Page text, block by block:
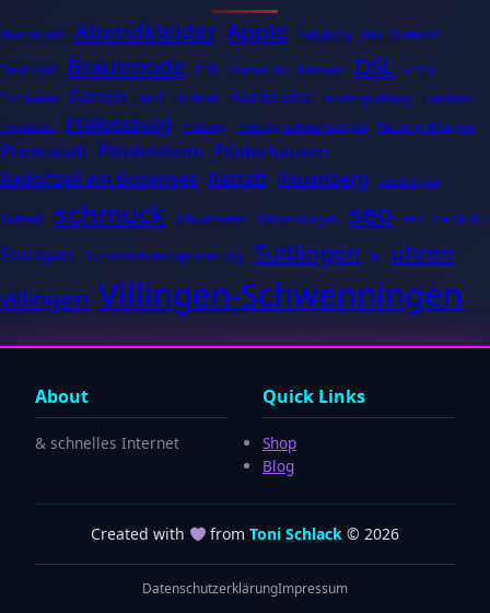
Abendkleid Abendkleider Apple Babybody Bad Dürrheim
Brautkleid Brautmode CBD damenuhr Dessous DSL
erotik
Erotikwear
Garten Hanf Hochzeit Karlsruhe Kinderspielzeug
Konstanz
Pforzheim
Philippsburg Piercing Piercing Schwenningen Piercing Villingen
Plankstadt Pleidelsheim Plüderhausen
Radolfzell am Bodensee Rastatt Rauenberg Riedlingen
Rottweil schmuck Schwarzwald Schwenningen seo sex standuhr
Stuttgart Suchmaschinenoptimierung Tuttlingen tv
uhren
villingen Villingen-Schwenningen
About
& schnelles Internet
Quick Links
Shop
Blog
Created with fromToni Schlack © 2026
DatenschutzerklärungImpressum